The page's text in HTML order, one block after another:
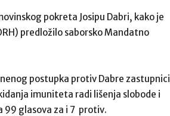
pokreta Josipu Dabri, kako je
predložilo saborsko Mandatno
postupka protiv Dabre zastupnici
imuniteta radi lišenja slobode i
99 glasova za i 7 protiv.